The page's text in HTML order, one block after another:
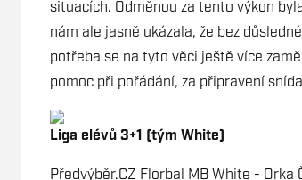
situacích. Odměnou za tento výkon
nám ale jasně ukázala, že bez
potřeba se na tyto věci ještě více
pomoc při pořádání, za připravení
Liga elévů 3+1 (tým White)
Předvýběr.CZ Florbal MB White - Orka